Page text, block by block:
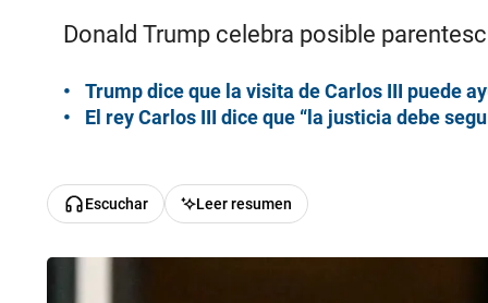
Donald Trump celebra posible
Trump dice que la visita de Carlos III puede
El rey Carlos III dice que “la justicia debe
Escuchar Leer resumen